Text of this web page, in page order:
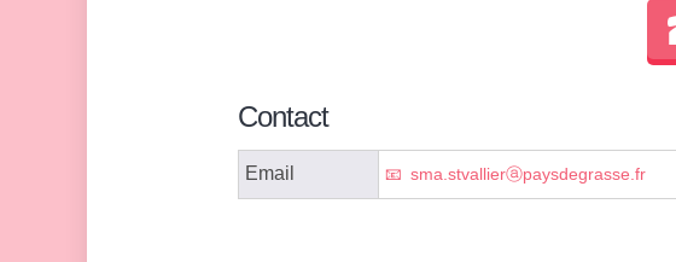
Contact
Email sma.stvallierⓐpaysdegrasse.fr